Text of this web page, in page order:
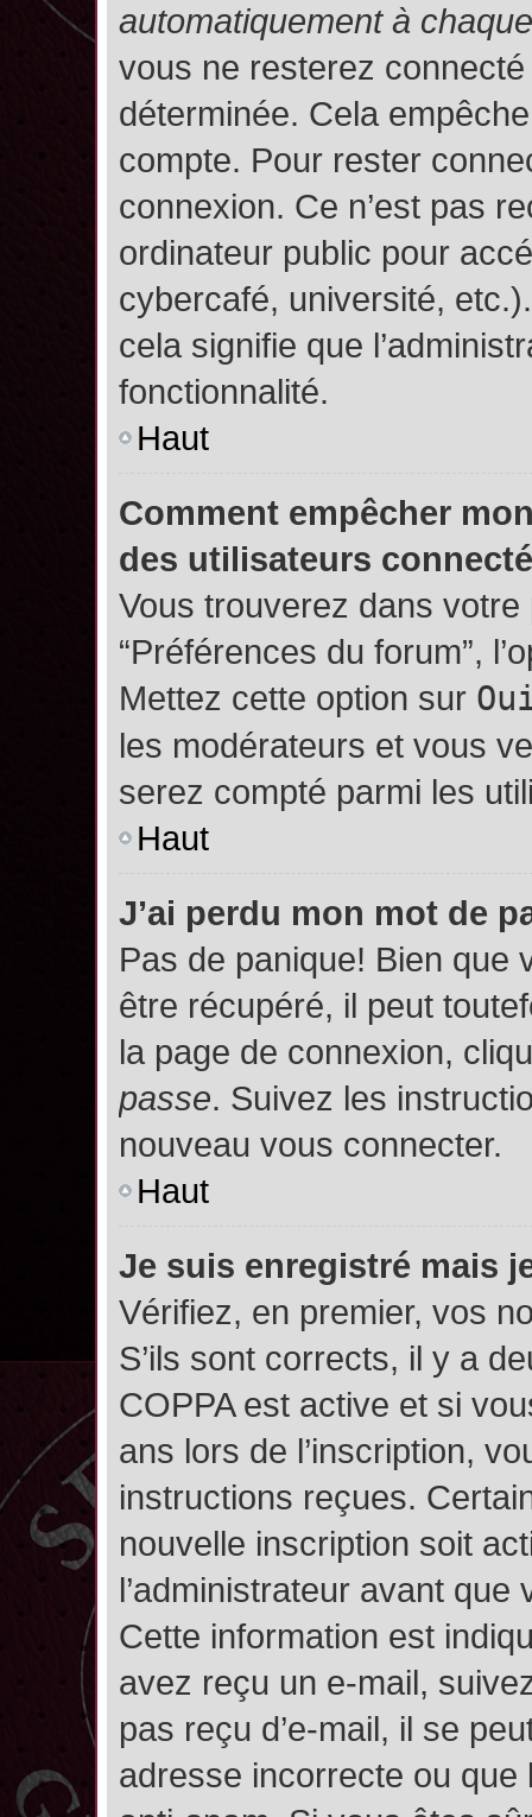
automatiquement à
vous ne resterez
déterminée. Cela
compte. Pour rester
connexion. Ce n’est pas
ordinateur public pour
cybercafé, université,
cela signifie que
fonctionnalité.
Haut
Comment empêcher
des utilisateurs
Vous trouverez dans votre
“Préférences du forum”,
Mettez cette option sur
les modérateurs et vous
serez compté parmi les
Haut
J’ai perdu mon mot de
Pas de panique! Bien que
être récupéré, il peut
la page de connexion,
passe. Suivez les
nouveau vous connecter.
Haut
Je suis enregistré mais
Vérifiez, en premier, vos
S’ils sont corrects, il y a
COPPA est active et si
ans lors de l’inscription,
instructions reçues.
nouvelle inscription soit
l’administrateur avant
Cette information est
avez reçu un e-mail,
pas reçu d’e-mail, il se
adresse incorrecte ou que